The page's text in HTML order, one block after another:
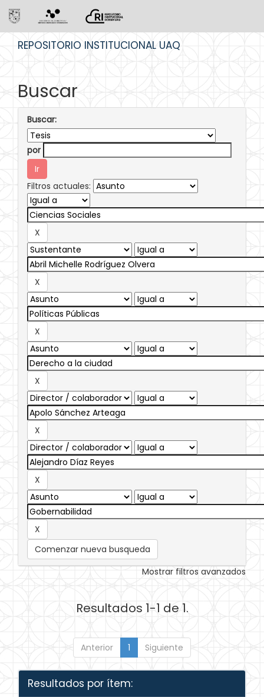
REPOSITORIO INSTITUCIONAL UAQ
Buscar
Buscar:
por
Filtros actuales:
Comenzar nueva busqueda
Mostrar filtros avanzados
Resultados 1-1 de 1.
Anterior 1 Siguiente
Resultados por ítem: